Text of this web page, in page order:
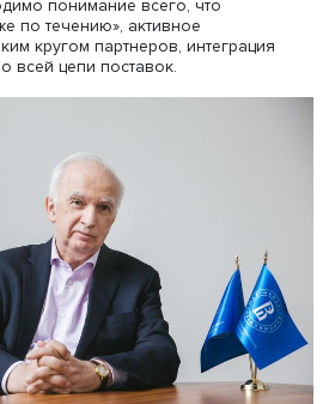
Результаты показывают, что
компании, которые
спектр услуг, готовы
использовали качественный
западных партнеров. Сейчас этот
развивать и предоставлять
этот вызов надо отвечать не
но и образование тоже
что нужны не просто
с некоторыми другими